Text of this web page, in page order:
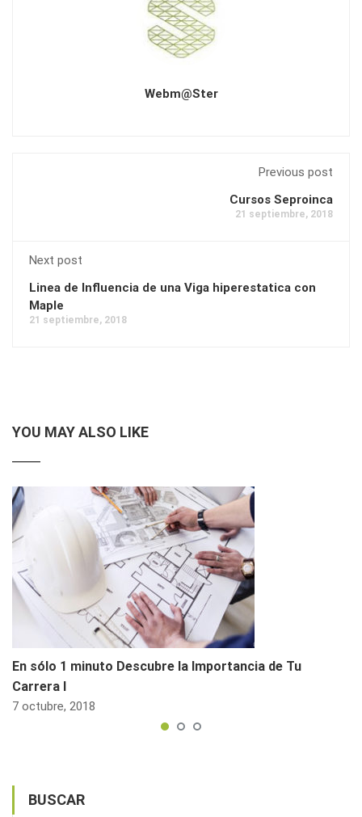
Webm@ster
Previous post
Cursos Seproinca
21 septiembre, 2018
Next post
Linea de Influencia de una Viga hiperestatica con
Maple
21 septiembre, 2018
YOU MAY ALSO LIKE
En sólo 1 minuto Descubre la Importancia de Tu
Carrera I
7 octubre, 2018
BUSCAR